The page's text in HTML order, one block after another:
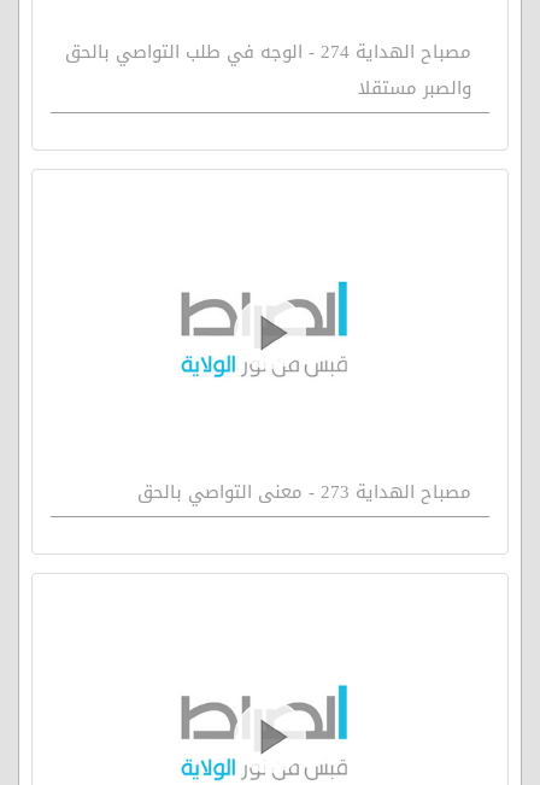
مصباح الهداية 274 - الوجه في طلب التواصي بالحق
والصبر مستقلا
مصباح الهداية 273 - معنى التواصي بالحق